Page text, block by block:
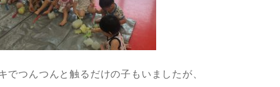
でつんつんと触るだけの子もいましたが、